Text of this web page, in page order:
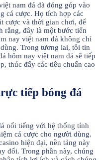
nam đá đã đóng góp vào
cá cược. Họ tích hợp các
cược và thời gian chơi, để
rằng, đây là một bước tiến
nay việt nam đá không chỉ
Trong tương lai, tôi tin
hôm nay việt nam đá sẽ tiếp
thúc đẩy các tiêu chuẩn cao
tiếp bóng đá
nổi tiếng với hệ thống tính
cá cược cho người dùng.
hiện đại, nền tảng này
đổi. Trong phần này, chúng